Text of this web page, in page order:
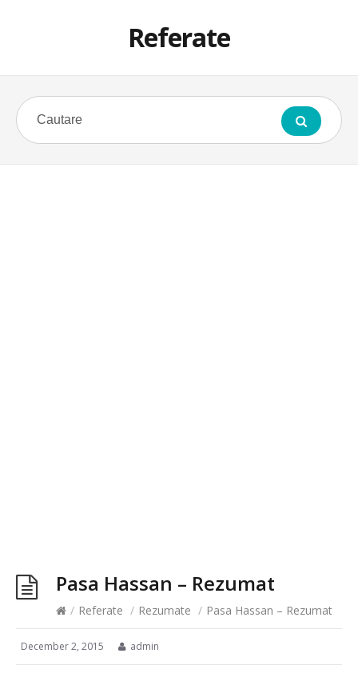
Referate
Pasa Hassan – Rezumat
/ Referate / Rezumate / Pasa Hassan – Rezumat
December 2, 2015 admin